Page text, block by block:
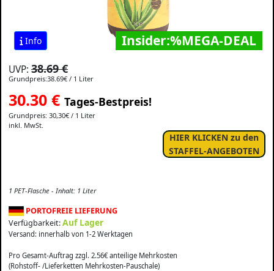
Info Insider:%MEGA-DEAL
UVP: 38.69 €
Grundpreis:38.69€ / 1 Liter
30.30 € Tages-Bestpreis!
Grundpreis: 30,30€ / 1 Liter
inkl. MwSt.
HIER KLICKEN zu den
STAFFEL-ANGEBOTEN
1 PET-Flasche - Inhalt: 1 Liter
PORTOFREIE LIEFERUNG
Verfügbarkeit:Auf Lager
Versand: innerhalb von 1-2 Werktagen
Pro Gesamt-Auftrag zzgl. 2.56€ anteilige Mehrkosten
(Rohstoff- /Lieferketten Mehrkosten-Pauschale)